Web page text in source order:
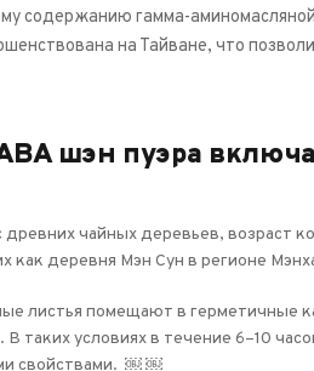
содержанию гамма-
на Тайване, что
шэн пуэра
древних чайных деревьев, возраст
как деревня Мэн Сун в регионе
листья помещают в герметичные
таких условиях в течение 6–10
свойствами. ￼ ￼